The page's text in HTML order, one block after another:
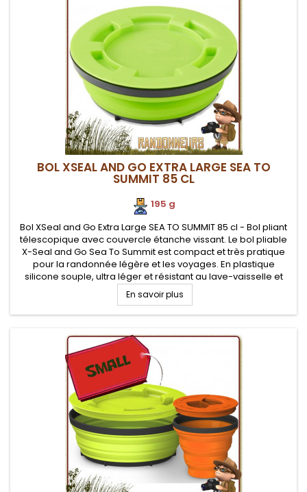
BOL XSEAL AND GO EXTRA LARGE SEA TO
SUMMIT 85 CL
195 g
Bol XSeal and Go Extra Large SEA TO SUMMIT 85 cl - Bol pliant
télescopique avec couvercle étanche vissant. Le bol pliable
X-Seal and Go Sea To Summit est compact et très pratique
pour la randonnée légère et les voyages. En plastique
silicone souple, ultra léger et résistant au lave-vaisselle et
mirco-ondes Parois souples et repliables en silicone
flexible...
En savoir plus